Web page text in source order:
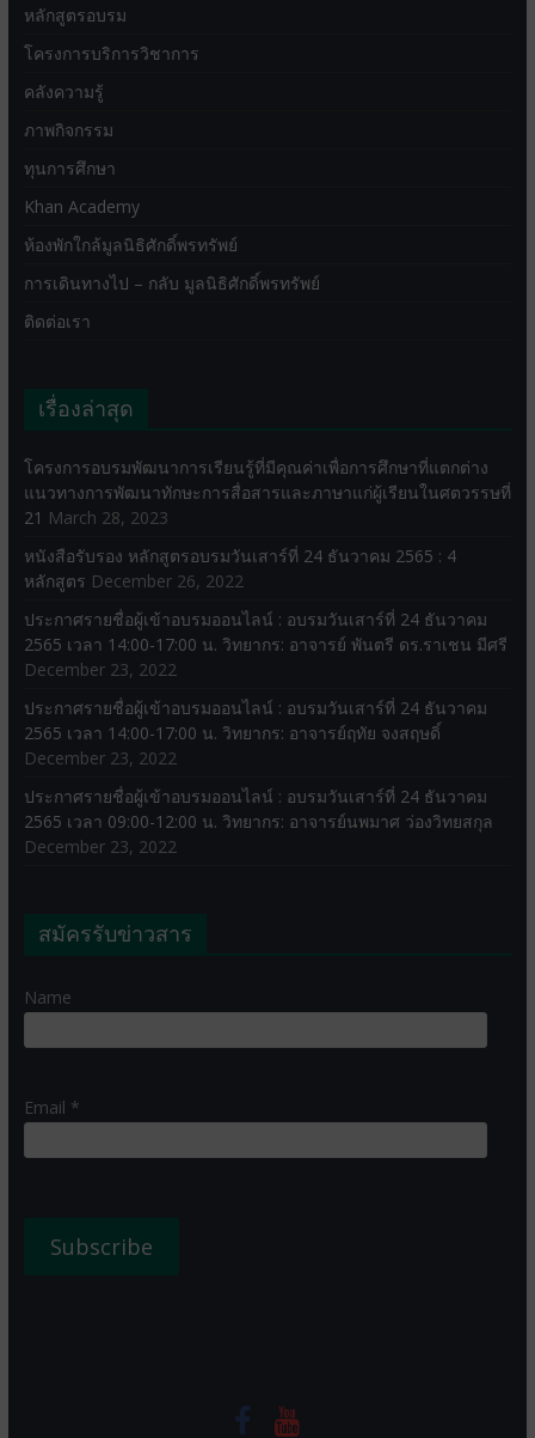
หลักสูตรอบรม
โครงการบริการวิชาการ
คลังความรู้
ภาพกิจกรรม
ทุนการศึกษา
Khan Academy
ห้องพักใกล้มูลนิธิศักดิ์พรทรัพย์
การเดินทางไป – กลับ มูลนิธิศักดิ์พรทรัพย์
ติดต่อเรา
เรื่องล่าสุด
โครงการอบรมพัฒนาการเรียนรู้ที่มีคุณค่าเพื่อการศึกษาที่แตกต่าง
แนวทางการพัฒนาทักษะการสื่อสารและภาษาแก่ผู้เรียนในศตวรรษที่
21 March 28, 2023
หนังสือรับรอง หลักสูตรอบรมวันเสาร์ที่ 24 ธันวาคม 2565 : 4
หลักสูตร December 26, 2022
ประกาศรายชื่อผู้เข้าอบรมออนไลน์ : อบรมวันเสาร์ที่ 24 ธันวาคม
2565 เวลา 14:00-17:00 น. วิทยากร: อาจารย์ พันตรี ดร.ราเชน มีศรี
December 23, 2022
ประกาศรายชื่อผู้เข้าอบรมออนไลน์ : อบรมวันเสาร์ที่ 24 ธันวาคม
2565 เวลา 14:00-17:00 น. วิทยากร: อาจารย์ฤทัย จงสฤษดิ์
December 23, 2022
ประกาศรายชื่อผู้เข้าอบรมออนไลน์ : อบรมวันเสาร์ที่ 24 ธันวาคม
2565 เวลา 09:00-12:00 น. วิทยากร: อาจารย์นพมาศ ว่องวิทยสกุล
December 23, 2022
สมัครรับข่าวสาร
Name
Email *